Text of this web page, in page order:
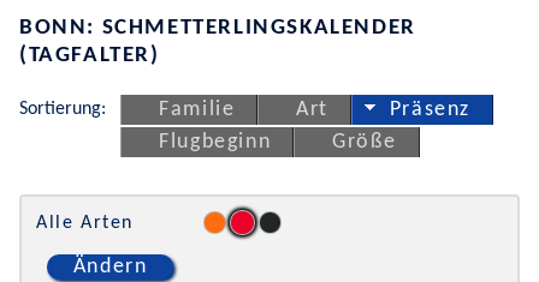
BONN: SCHMETTERLINGSKALENDER
(TAGFALTER)
Sortierung: Familie Art
Präsenz
Flugbeginn
Größe
Alle Arten
Ändern